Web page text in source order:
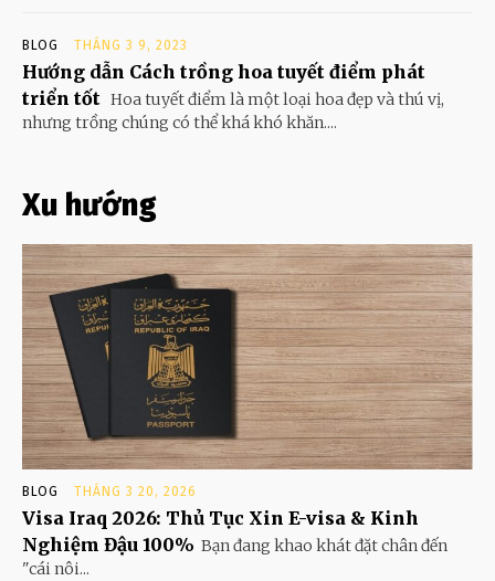
BLOG THÁNG 3 9, 2023
Hướng dẫn Cách trồng hoa tuyết điểm phát
triển tốt Hoa tuyết điểm là một loại hoa đẹp và thú vị,
nhưng trồng chúng có thể khá khó khăn....
Xu hướng
BLOG THÁNG 3 20, 2026
Visa Iraq 2026: Thủ Tục Xin E-visa & Kinh
Nghiệm Đậu 100% Bạn đang khao khát đặt chân đến
"cái nôi...